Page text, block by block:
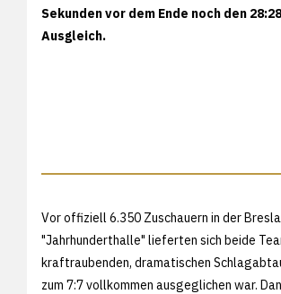
Sekunden vor dem Ende noch den
Ausgleich.
Vor offiziell 6.350 Zuschauern in der
"Jahrhunderthalle" lieferten sich beide
kraftraubenden, dramatischen
zum 7:7 vollkommen ausgeglichen war.